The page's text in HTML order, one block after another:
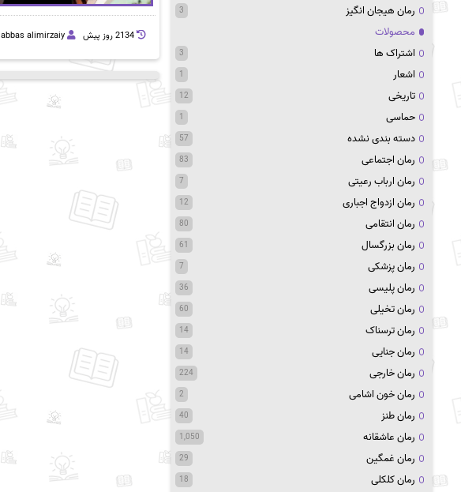
2134 روز پيش abbas alimirzaiy
رمان هیجان انگیز 3
محصولات
اشتراک ها
3
اشعار 1
تاریخی 12
حماسی 1
دسته بندی نشده 57
رمان اجتماعی 83
رمان ارباب رعیتی 7
رمان ازدواج اجباری 12
رمان انتقامی 80
رمان بزرگسال 61
رمان پزشکی 7
رمان پلیسی 36
رمان تخیلی 60
رمان ترسناک 14
رمان جنایی 14
رمان خارجی 224
رمان خون اشامی 2
رمان طنز 40
رمان عاشقانه 1,050
رمان غمگین 29
رمان کلکلی 18